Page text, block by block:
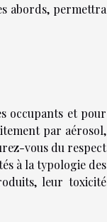
abords, permettra
occupants et pour
par aérosol,
vous du respect
à la typologie des
leur toxicité